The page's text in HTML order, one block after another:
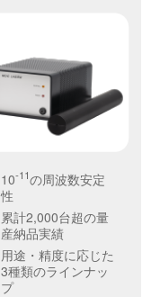
10-11の周波数安定
性
累計2,000台超の量
産納品実績
用途・精度に応じた
3種類のラインナッ
プ